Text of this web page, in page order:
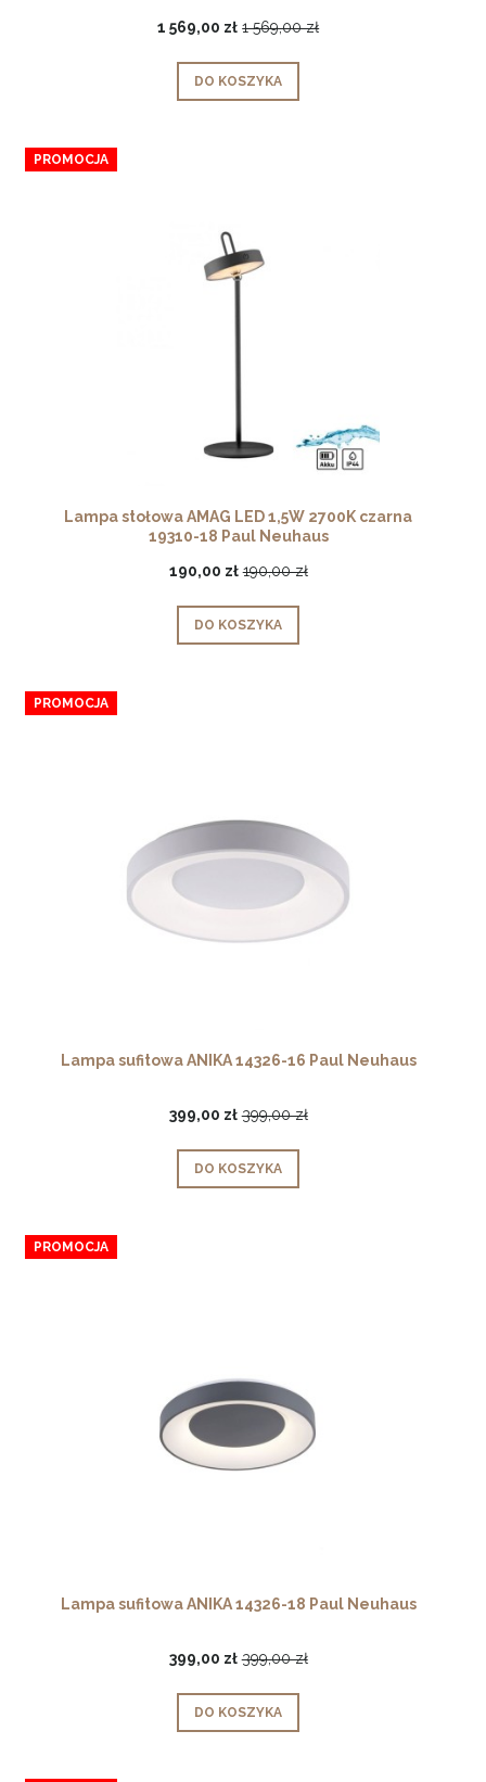
1 569,00 zł 1 569,00 zł
DO KOSZYKA
Lampa stołowa AMAG LED 1,5W 2700K czarna
19310-18 Paul Neuhaus
190,00 zł 190,00 zł
DO KOSZYKA
PROMOCJA
Lampa sufitowa ANIKA 14326-16 Paul Neuhaus
399,00 zł 399,00 zł
DO KOSZYKA
PROMOCJA
Lampa sufitowa ANIKA 14326-18 Paul Neuhaus
399,00 zł 399,00 zł
DO KOSZYKA
PROMOCJA